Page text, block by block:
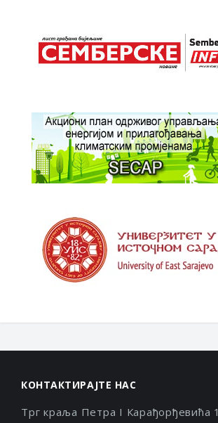
КОНТАКТИРАЈТЕ НАС
Трг краља Петра I Карађорђевића 1